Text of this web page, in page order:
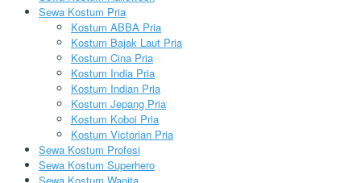
Sewa Kostum Pria
Kostum ABBA Pria
Kostum Bajak Laut Pria
Kostum Cina Pria
Kostum India Pria
Kostum Indian Pria
Kostum Jepang Pria
Kostum Koboi Pria
Kostum Victorian Pria
Sewa Kostum Profesi
Sewa Kostum Superhero